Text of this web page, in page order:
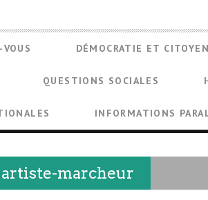
DÉMOCRATIE ET
QUESTIONS SOCIALES
INFORMATIONS
marcheur